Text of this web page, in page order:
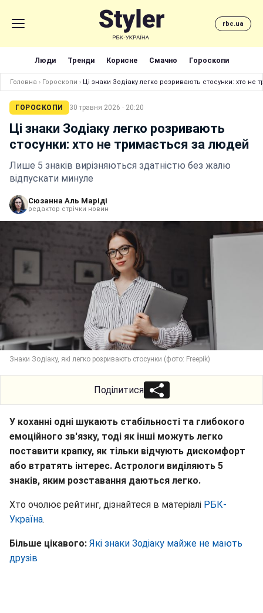
rbc.ua
Люди Тренди Корисне Смачно Гороскопи
Головна › Гороскопи › Ці знаки Зодіаку легко розривають стосунки: хто не
ГОРОСКОПИ 30 травня 2026 · 20:20
Ці знаки Зодіаку легко розривають
стосунки: хто не тримається за людей
Лише 5 знаків вирізняються здатністю без жалю
відпускати минуле
Сюзанна Аль Маріді
редактор стрічки новин
Знаки Зодіаку, які легко розривають стосунки (фото: Freepik)
Поділитися
У коханні одні шукають стабільності та глибокого
емоційного зв'язку, тоді як інші можуть легко
поставити крапку, як тільки відчують дискомфорт
або втратять інтерес. Астрологи виділяють 5
знаків, яким розставання даються легко.
Хто очолює рейтинг, дізнайтеся в матеріалі РБК-
Україна.
Більше цікавого: Які знаки Зодіаку майже не мають
друзів